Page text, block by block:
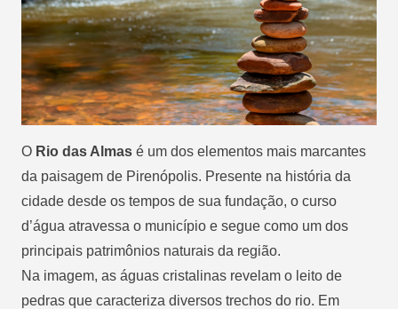
O Rio das Almas é um dos elementos mais marcantes
da paisagem de Pirenópolis. Presente na história da
cidade desde os tempos de sua fundação, o curso
d’água atravessa o município e segue como um dos
principais patrimônios naturais da região.
Na imagem, as águas cristalinas revelam o leito de
pedras que caracteriza diversos trechos do rio. Em